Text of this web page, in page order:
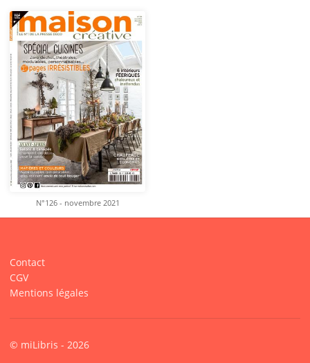
N°126 - novembre 2021
Contact
CGV
Mentions légales
© miLibris - 2026